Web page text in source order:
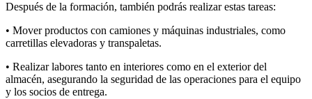
Después de la formación, también podrás realizar estas tareas:
• Mover productos con camiones y máquinas industriales, como
carretillas elevadoras y transpaletas.
• Realizar labores tanto en interiores como en el exterior del
almacén, asegurando la seguridad de las operaciones para el equipo
y los socios de entrega.